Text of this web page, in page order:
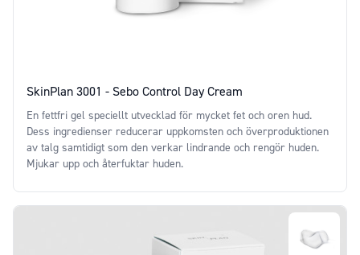
SkinPlan 3001 - Sebo Control Day Cream
En fettfri gel speciellt utvecklad för mycket fet och oren hud.
Dess ingredienser reducerar uppkomsten och överproduktionen
av talg samtidigt som den verkar lindrande och rengör huden.
Mjukar upp och återfuktar huden.